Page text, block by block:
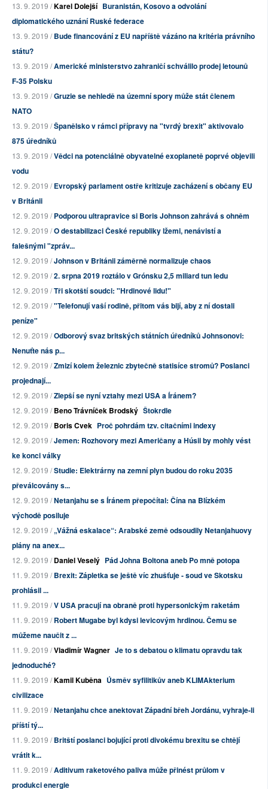
13. 9. 2019 /Karel Dolejší Buranistán, Kosovo a odvolání
diplomatického uznání Ruské federace
13. 9. 2019 /Bude financování z EU napříště vázáno na kritéria právního
státu?
13. 9. 2019 /Americké ministerstvo zahraničí schválilo prodej letounů
F-35 Polsku
13. 9. 2019 /Gruzie se nehledě na územní spory může stát členem
NATO
13. 9. 2019 /Španělsko v rámci přípravy na "tvrdý brexit" aktivovalo
875 úředníků
13. 9. 2019 /Vědci na potenciálně obyvatelné exoplanetě poprvé objevili
vodu
12. 9. 2019 /Evropský parlament ostře kritizuje zacházení s občany EU
v Británii
12. 9. 2019 /Podporou ultrapravice si Boris Johnson zahrává s ohněm
12. 9. 2019 /O destabilizaci České republiky lžemi, nenávistí a
falešnými "zpráv...
12. 9. 2019 /Johnson v Británii záměrně normalizuje chaos
12. 9. 2019 /2. srpna 2019 roztálo v Grónsku 2,5 miliard tun ledu
12. 9. 2019 /Tři skotští soudci: "Hrdinové lidu!"
12. 9. 2019 /"Telefonují vaší rodině, přitom vás bijí, aby z ní dostali
peníze"
12. 9. 2019 /Odborový svaz britských státních úředníků Johnsonovi:
Nenuťte nás p...
12. 9. 2019 /Zmizí kolem železnic zbytečně statisíce stromů? Poslanci
projednají...
12. 9. 2019 /Zlepší se nyní vztahy mezi USA a Íránem?
12. 9. 2019 /Beno Trávníček Brodský Štokrdle
12. 9. 2019 /Boris Cvek Proč pohrdám tzv. citačními indexy
12. 9. 2019 /Jemen: Rozhovory mezi Američany a Húsii by mohly vést
ke konci války
12. 9. 2019 /Studie: Elektrárny na zemní plyn budou do roku 2035
převálcovány s...
12. 9. 2019 /Netanjahu se s Íránem přepočítal: Čína na Blízkém
východě posiluje
12. 9. 2019 /„Vážná eskalace“: Arabské země odsoudily Netanjahuovy
plány na anex...
12. 9. 2019 /Daniel Veselý Pád Johna Boltona aneb Po mně potopa
11. 9. 2019 /Brexit: Zápletka se ještě víc zhušťuje - soud ve Skotsku
prohlásil ...
11. 9. 2019 /V USA pracují na obraně proti hypersonickým raketám
11. 9. 2019 /Robert Mugabe byl kdysi levicovým hrdinou. Čemu se
můžeme naučit z ...
11. 9. 2019 /Vladimír Wagner Je to s debatou o klimatu opravdu tak
jednoduché?
11. 9. 2019 /Kamil Kuběna Úsměv syfilitikův aneb KLIMAkterium
civilizace
11. 9. 2019 /Netanjahu chce anektovat Západní břeh Jordánu, vyhraje-li
příští tý...
11. 9. 2019 /Britští poslanci bojující proti divokému brexitu se chtějí
vrátit k...
11. 9. 2019 /Aditivum raketového paliva může přinést průlom v
produkci energie